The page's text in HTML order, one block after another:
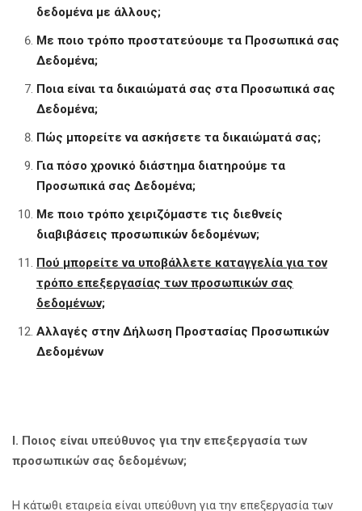
δεδομένα με άλλους;
Με ποιο τρόπο προστατεύουμε τα Προσωπικά σας
Δεδομένα;
Ποια είναι τα δικαιώματά σας στα Προσωπικά σας
Δεδομένα;
Πώς μπορείτε να ασκήσετε τα δικαιώματά σας;
Για πόσο χρονικό διάστημα διατηρούμε τα
Προσωπικά σας Δεδομένα;
Με ποιο τρόπο χειριζόμαστε τις διεθνείς
διαβιβάσεις προσωπικών δεδομένων;
Πού μπορείτε να υποβάλλετε καταγγελία για τον
τρόπο επεξεργασίας των προσωπικών σας
δεδομένων;
Αλλαγές στην Δήλωση Προστασίας Προσωπικών
Δεδομένων
Ι. Ποιος είναι υπεύθυνος για την επεξεργασία των
προσωπικών σας δεδομένων;
Η κάτωθι εταιρεία είναι υπεύθυνη για την επεξεργασία των